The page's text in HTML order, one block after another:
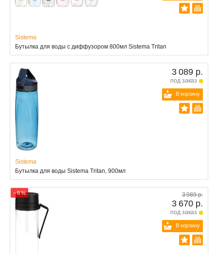
Sistema
Бутылка для воды с диффузором 800мл Sistema Tritan
3 089 р.
под заказ
В корзину
Sistema
Бутылка для воды Sistema Tritan, 900мл
− 8 % 3 989 р.
3 670 р.
под заказ
В корзину